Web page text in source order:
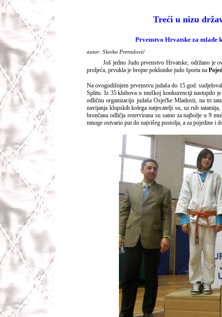
Treći u nizu
Prvenstvo Hrvatske za mlađe
autor: Slavko Preradović
Još jedno Judo prvenstvo Hrvatske, održano je
proljeća, prvukla je brojne poklonike judo športa na
Na ovogodišnjem prvenstvu judaša do 15.god.
Splitu. Iz 35 klubova u muškoj konkurenciji nastupilo
odličnu organizaciju judaša Osječke Mladosti, na tri
navijanja klupskih kolega natjecatelji su, uz rub
brončana odličja rezervirana su samo za najbolje u 9
mnoge ostvario put do najvišeg postolja, a za pojedine i